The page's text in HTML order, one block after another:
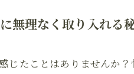
無理なく取り入れる
じたことはありませんか